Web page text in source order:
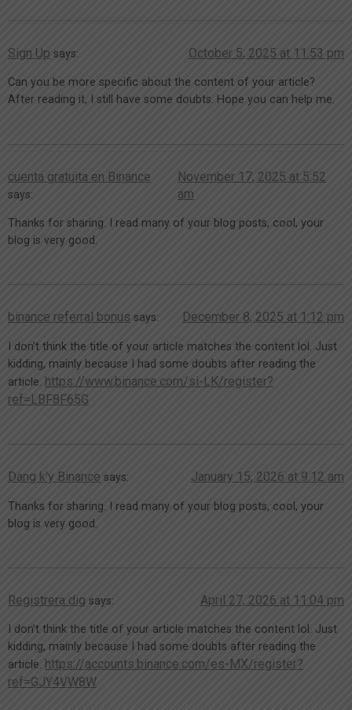
Sign Up says: October 5, 2025 at 11:53 pm
Can you be more specific about the content of your article?
After reading it, I still have some doubts. Hope you can help me.
cuenta gratuita en Binance
says:
November 17, 2025 at 5:52
am
Thanks for sharing. I read many of your blog posts, cool, your
blog is very good.
binance referral bonus says: December 8, 2025 at 1:12 pm
I don’t think the title of your article matches the content lol. Just
kidding, mainly because I had some doubts after reading the
article. https://www.binance.com/si-LK/register?
ref=LBF8F65G
Dang k'y Binance says: January 15, 2026 at 9:12 am
Thanks for sharing. I read many of your blog posts, cool, your
blog is very good.
Registrera dig says: April 27, 2026 at 11:04 pm
I don’t think the title of your article matches the content lol. Just
kidding, mainly because I had some doubts after reading the
article. https://accounts.binance.com/es-MX/register?
ref=GJY4VW8W